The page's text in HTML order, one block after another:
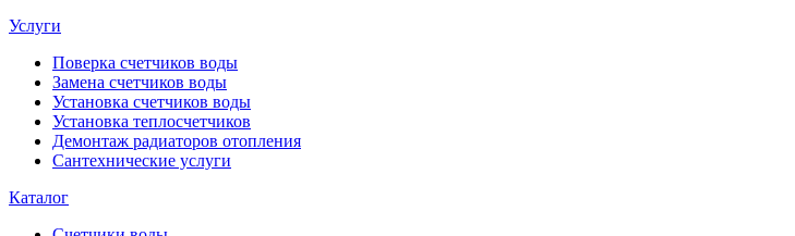
Услуги
Поверка счетчиков воды
Замена счетчиков воды
Установка счетчиков воды
Установка теплосчетчиков
Демонтаж радиаторов отопления
Сантехнические услуги
Каталог